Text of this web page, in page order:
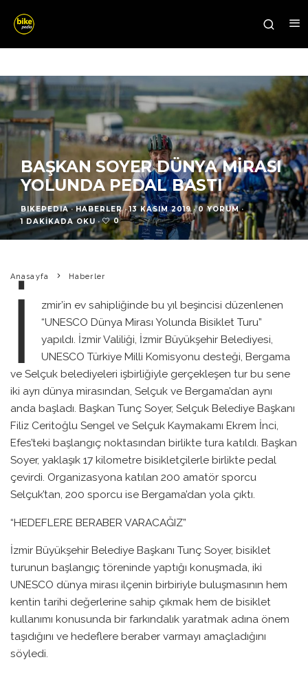
BAŞKAN SOYER DÜNYA MIRASI
YOLUNDA PEDAL BASTI
BIKEPEDIA · HABERLER · 13 KASIM 2019 · 0 YORUM ·
1 DAKIKADA OKU · 0
Anasayfa Haberler
İ
zmir’in ev sahipliğinde bu yıl beşincisi düzenlenen
“UNESCO Dünya Mirası Yolunda Bisiklet Turu”
yapıldı. İzmir Valiliği, İzmir Büyükşehir Belediyesi,
UNESCO Türkiye Milli Komisyonu desteği, Bergama
ve Selçuk belediyeleri işbirliğiyle gerçekleşen tur bu sene
iki ayrı dünya mirasından, Selçuk ve Bergama’dan aynı
anda başladı. Başkan Tunç Soyer, Selçuk Belediye Başkanı
Filiz Ceritoğlu Sengel ve Selçuk Kaymakamı Ekrem İnci,
Efes’teki başlangıç noktasından birlikte tura katıldı. Başkan
Soyer, yaklaşık 17 kilometre bisikletçilerle birlikte pedal
çevirdi. Organizasyona katılan 200 amatör sporcu
Selçuk’tan, 200 sporcu ise Bergama’dan yola çıktı.
“HEDEFLERE BERABER VARACAĞIZ”
İzmir Büyükşehir Belediye Başkanı Tunç Soyer, bisiklet
turunun başlangıç töreninde yaptığı konuşmada, iki
UNESCO dünya mirası ilçenin birbiriyle buluşmasının hem
kentin tarihi değerlerine sahip çıkmak hem de bisiklet
kullanımı konusunda bir farkındalık yaratmak adına önem
taşıdığını ve hedeflere beraber varmayı amaçladığını
söyledi.